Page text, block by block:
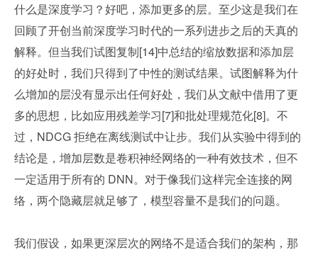
什么是深度学习？好吧，添加更多的层。至少这是我们在
回顾了开创当前深度学习时代的一系列进步之后的天真的
解释。但当我们试图复制[14]中总结的缩放数据和添加层
的好处时，我们只得到了中性的测试结果。试图解释为什
么增加的层没有显示出任何好处，我们从文献中借用了更
多的思想，比如应用残差学习[7]和批处理规范化[8]。不
过，NDCG 拒绝在离线测试中让步。我们从实验中得到的
结论是，增加层数是卷积神经网络的一种有效技术，但不
一定适用于所有的 DNN。对于像我们这样完全连接的网
络，两个隐藏层就足够了，模型容量不是我们的问题。
我们假设，如果更深层次的网络不是适合我们的架构，那